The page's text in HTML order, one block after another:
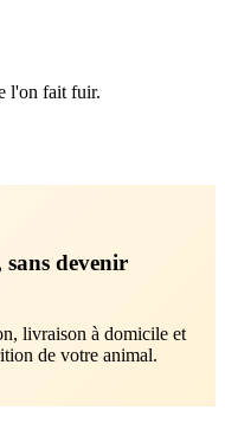
l'on fait fuir.
sans devenir
livraison à domicile et
de votre animal.